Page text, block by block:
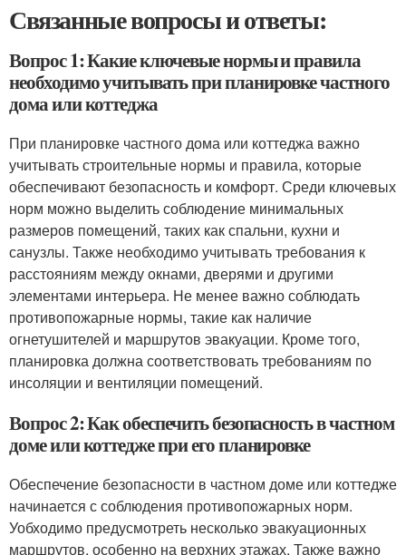
Связанные вопросы и ответы:
Вопрос 1: Какие ключевые нормы и правила
необходимо учитывать при планировке частного
дома или коттеджа
При планировке частного дома или коттеджа важно
учитывать строительные нормы и правила, которые
обеспечивают безопасность и комфорт. Среди ключевых
норм можно выделить соблюдение минимальных
размеров помещений, таких как спальни, кухни и
санузлы. Также необходимо учитывать требования к
расстояниям между окнами, дверями и другими
элементами интерьера. Не менее важно соблюдать
противопожарные нормы, такие как наличие
огнетушителей и маршрутов эвакуации. Кроме того,
планировка должна соответствовать требованиям по
инсоляции и вентиляции помещений.
Вопрос 2: Как обеспечить безопасность в частном
доме или коттедже при его планировке
Обеспечение безопасности в частном доме или коттедже
начинается с соблюдения противопожарных норм.
Уобходимо предусмотреть несколько эвакуационных
маршрутов, особенно на верхних этажах. Также важно